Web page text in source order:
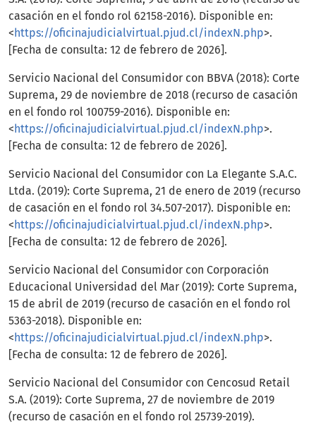
casación en el fondo rol 62158-2016). Disponible en:
< https://oficinajudicialvirtual.pjud.cl/indexN.php>.
[Fecha de consulta: 12 de febrero de 2026].
Servicio Nacional del Consumidor con BBVA (2018): Corte
Suprema, 29 de noviembre de 2018 (recurso de casación
en el fondo rol 100759-2016). Disponible en:
< https://oficinajudicialvirtual.pjud.cl/indexN.php>.
[Fecha de consulta: 12 de febrero de 2026].
Servicio Nacional del Consumidor con La Elegante S.A.C.
Ltda. (2019): Corte Suprema, 21 de enero de 2019 (recurso
de casación en el fondo rol 34.507-2017). Disponible en:
< https://oficinajudicialvirtual.pjud.cl/indexN.php>.
[Fecha de consulta: 12 de febrero de 2026].
Servicio Nacional del Consumidor con Corporación
Educacional Universidad del Mar (2019): Corte Suprema,
15 de abril de 2019 (recurso de casación en el fondo rol
5363-2018). Disponible en:
< https://oficinajudicialvirtual.pjud.cl/indexN.php>.
[Fecha de consulta: 12 de febrero de 2026].
Servicio Nacional del Consumidor con Cencosud Retail
S.A. (2019): Corte Suprema, 27 de noviembre de 2019
(recurso de casación en el fondo rol 25739-2019).